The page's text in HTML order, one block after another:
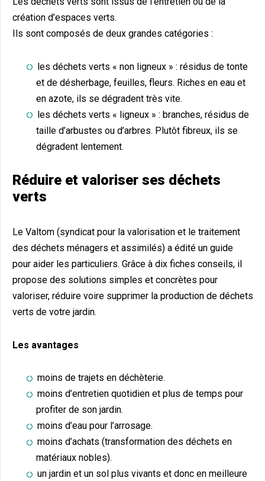
création d’espaces verts.
Ils sont composés de deux grandes catégories :
les déchets verts « non ligneux » : résidus de tonte
et de désherbage, feuilles, fleurs. Riches en eau et
en azote, ils se dégradent très vite.
les déchets verts « ligneux » : branches, résidus de
taille d’arbustes ou d’arbres. Plutôt fibreux, ils se
dégradent lentement.
Réduire et valoriser ses déchets
verts
Le Valtom (syndicat pour la valorisation et le traitement
des déchets ménagers et assimilés) a édité un guide
pour aider les particuliers. Grâce à dix fiches conseils, il
propose des solutions simples et concrètes pour
valoriser, réduire voire supprimer la production de déchets
verts de votre jardin.
Les avantages
moins de trajets en déchèterie.
moins d’entretien quotidien et plus de temps pour
profiter de son jardin.
moins d’eau pour l’arrosage.
moins d’achats (transformation des déchets en
matériaux nobles).
un jardin et un sol plus vivants et donc en meilleure